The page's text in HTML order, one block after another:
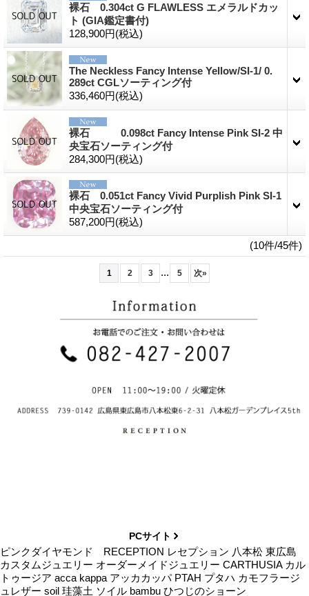
裸石 0.304ct G FLAWLESS エメラルドカッ
ト (GIA鑑定書付)
128,900円(税込)
The Neckless Fancy Intense Yellow/SI-1/ 0.
289ct CGLソーティング付
336,460円(税込)
裸石 0.098ct Fancy Intense Pink SI-2 中
央宝石ソーティング付
284,300円(税込)
裸石 0.051ct Fancy Vivid Purplish Pink SI-1
中央宝石ソーティング付
587,200円(税込)
(10件/45件)
1 2 3 ... 5 次»
PCサイト
ピンクダイヤモンド RECEPTION レセプション 八本松 東広島
カスタムジュエリー オーダーメイドジュエリー CARTHUSIA カル
トゥージア acca kappa アッカカッパ PTAH プタハ カモフラージ
ュレザー soil 珪藻土 ソイル bambu ひつじのショーン